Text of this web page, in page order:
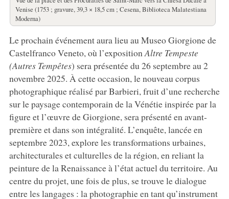
Venise (1753 ; gravure, 39,3 × 18,5 cm ; Cesena, Biblioteca Malatestiana
Moderna)
Le prochain événement aura lieu au Museo Giorgione de
Castelfranco Veneto, où l’exposition Altre Tempeste
(Autres Tempêtes) sera présentée du 26 septembre au 2
novembre 2025. À cette occasion, le nouveau corpus
photographique réalisé par Barbieri, fruit d’une recherche
sur le paysage contemporain de la Vénétie inspirée par la
figure et l’œuvre de Giorgione, sera présenté en avant-
première et dans son intégralité. L’enquête, lancée en
septembre 2023, explore les transformations urbaines,
architecturales et culturelles de la région, en reliant la
peinture de la Renaissance à l’état actuel du territoire. Au
centre du projet, une fois de plus, se trouve le dialogue
entre les langages : la photographie en tant qu’instrument